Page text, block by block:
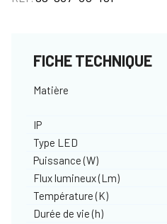
FICHE TECHNIQUE
Matière
IP
Type LED
Puissance (W)
Flux lumineux (Lm)
Température (K)
Durée de vie (h)